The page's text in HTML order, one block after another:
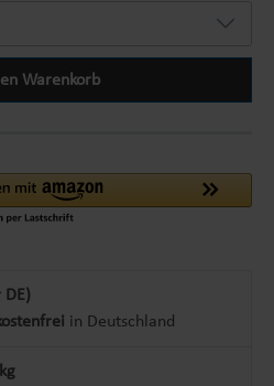
Warenkorb
in Deutschland